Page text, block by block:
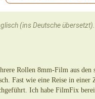
(ins Deutsche übersetzt).
Rollen 8mm-Film aus den
Fast wie eine Reise in
Ich habe FilmFix